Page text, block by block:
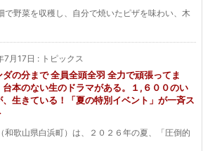
で野菜を収穫し、自分で焼いたピザを味わい、木
7月17日 : トピックス
ダの分まで 全員全頭全羽 全力で頑張ってま
台本のない生のドラマがある。１,６００のい
、生きている！「夏の特別イベント」が一斉ス
歌山県白浜町）は、２０２６年の夏、「圧倒的